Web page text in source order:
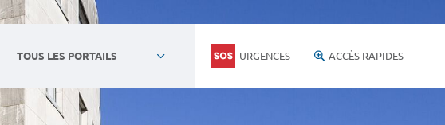
TOUS LES PORTAILS URGENCES ACCÈS RAPIDES